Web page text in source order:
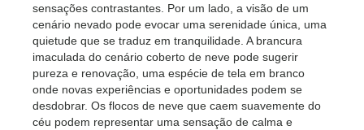
sensações contrastantes. Por um lado, a visão de um
cenário nevado pode evocar uma serenidade única, uma
quietude que se traduz em tranquilidade. A brancura
imaculada do cenário coberto de neve pode sugerir
pureza e renovação, uma espécie de tela em branco
onde novas experiências e oportunidades podem se
desdobrar. Os flocos de neve que caem suavemente do
céu podem representar uma sensação de calma e